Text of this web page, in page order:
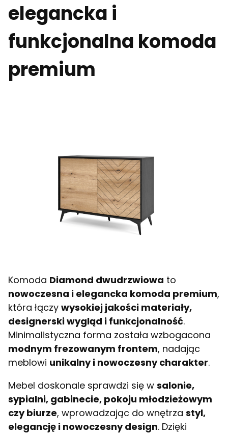
elegancka i
funkcjonalna komoda
premium
Komoda Diamond dwudrzwiowa to
nowoczesna i elegancka komoda premium,
która łączy wysokiej jakości materiały,
designerski wygląd i funkcjonalność.
Minimalistyczna forma została wzbogacona
modnym frezowanym frontem, nadając
meblowi unikalny i nowoczesny charakter.
Mebel doskonale sprawdzi się w salonie,
sypialni, gabinecie, pokoju młodzieżowym
czy biurze, wprowadzając do wnętrza styl,
elegancję i nowoczesny design. Dzięki